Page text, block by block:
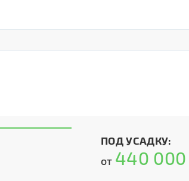
ПОД УСАДКУ:
от 440 000